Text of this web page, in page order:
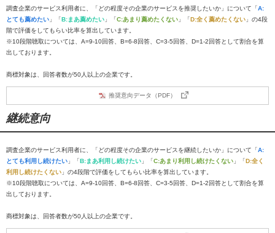
調査企業のサービス利用者に、「どの程度その企業のサービスを推奨したいか」について「A:
とても薦めたい 」「B:まあ薦めたい 」「C:あまり薦めたくない 」「D:全く薦めたくない 」の4段
階で評価をしてもらい比率を算出しています。
※10段階聴取については、A=9-10回答、B=6-8回答、C=3-5回答、D=1-2回答として割合を算
出しております。
商標対象は、回答者数が50人以上の企業です。
推奨意向データ（PDF）
継続意向
調査企業のサービス利用者に、「どの程度その企業のサービスを継続したいか」について「A:
とても利用し続けたい 」「B:まあ利用し続けたい 」「C:あまり利用し続けたくない 」「D:全く
利用し続けたくない 」の4段階で評価をしてもらい比率を算出しています。
※10段階聴取については、A=9-10回答、B=6-8回答、C=3-5回答、D=1-2回答として割合を算
出しております。
商標対象は、回答者数が50人以上の企業です。